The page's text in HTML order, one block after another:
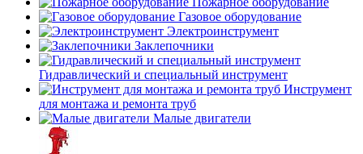
Газовое оборудование
Электроинструмент
Заклепочники
Гидравлический и специальный инструмент
Инструмент
для монтажа и ремонта труб
Малые двигатели